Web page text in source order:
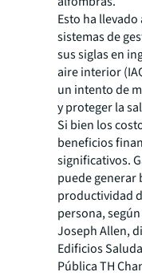
Esto ha
sistemas de
sus siglas en
aire interior
un intento de
y proteger la
Si bien los
beneficios
significativos.
puede generar
productividad
persona,
Joseph Allen,
Edificios
Pública TH